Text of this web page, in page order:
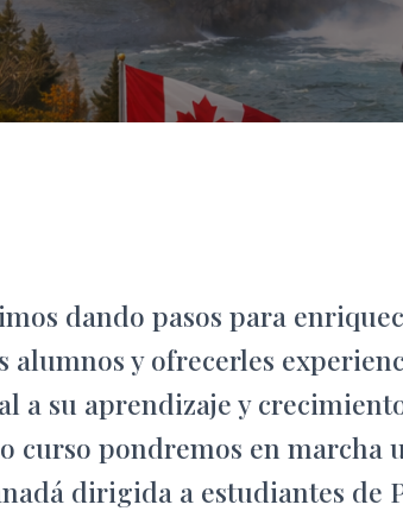
dando pasos para
y ofrecerles
a su aprendizaje y
curso pondremos en marcha
dirigida a estudiantes de